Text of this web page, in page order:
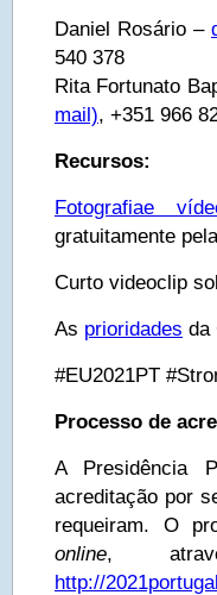
Daniel Rosário –
540 378
Rita Fortunato
mail), +351 966
Recursos:
Fotografiae
gratuitamente
Curto videoclip
As prioridades da
#EU2021PT
Processo de
A Presidência
acreditação por
requeiram. O
online,
http://